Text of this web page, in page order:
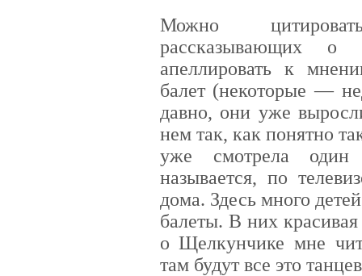
Можно
рассказывающих
апеллировать к
балет (некоторые —
давно, они уже
нем так, как понятно
уже смотрела один
называется, по
дома. Здесь много
балеты. В них
о Щелкунчике мне
там будут все это